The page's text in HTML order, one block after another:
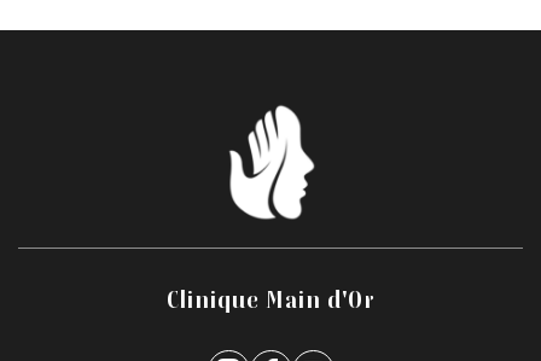
Clinique Main d'Or